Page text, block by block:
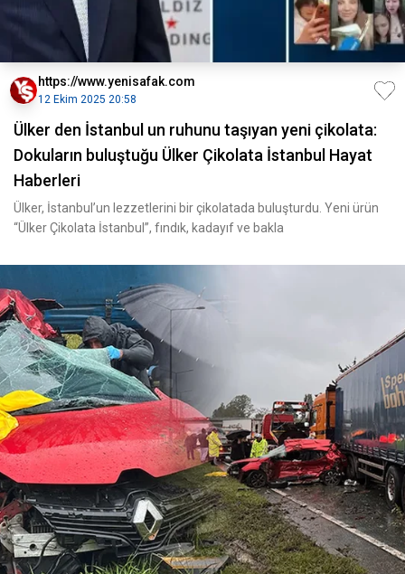
https://www.yenisafak.com
12 Ekim 2025 20:58
Ülker den İstanbul un ruhunu taşıyan yeni çikolata:
Dokuların buluştuğu Ülker Çikolata İstanbul Hayat
Haberleri
Ülker, İstanbul’un lezzetlerini bir çikolatada buluşturdu. Yeni ürün
“Ülker Çikolata İstanbul”, fındık, kadayıf ve bakla